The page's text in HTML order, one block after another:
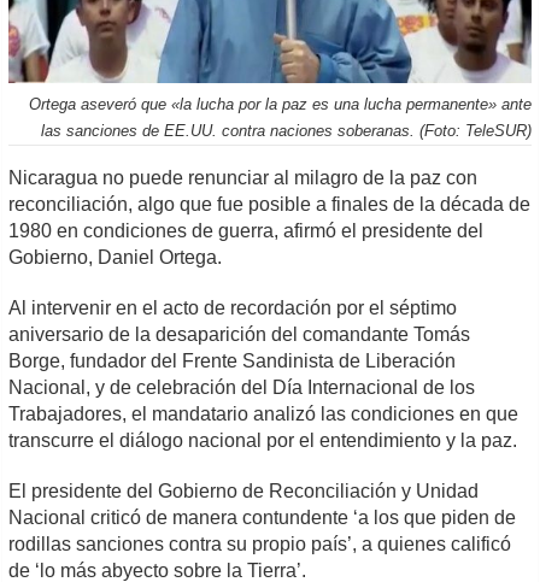
Ortega aseveró que «la lucha por la paz es una lucha permanente» ante
las sanciones de EE.UU. contra naciones soberanas. (Foto: TeleSUR)
Nicaragua no puede renunciar al milagro de la paz con
reconciliación, algo que fue posible a finales de la década de
1980 en condiciones de guerra, afirmó el presidente del
Gobierno, Daniel Ortega.
Al intervenir en el acto de recordación por el séptimo
aniversario de la desaparición del comandante Tomás
Borge, fundador del Frente Sandinista de Liberación
Nacional, y de celebración del Día Internacional de los
Trabajadores, el mandatario analizó las condiciones en que
transcurre el diálogo nacional por el entendimiento y la paz.
El presidente del Gobierno de Reconciliación y Unidad
Nacional criticó de manera contundente ‘a los que piden de
rodillas sanciones contra su propio país’, a quienes calificó
de ‘lo más abyecto sobre la Tierra’.